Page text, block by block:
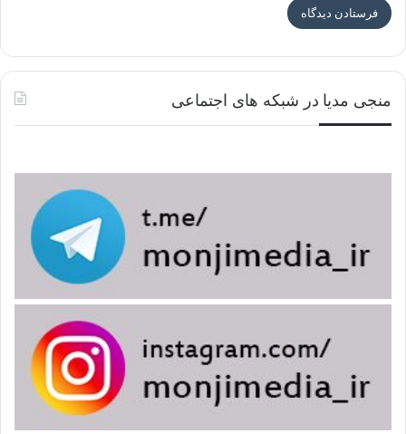
منجی مدیا در شبکه های اجتماعی